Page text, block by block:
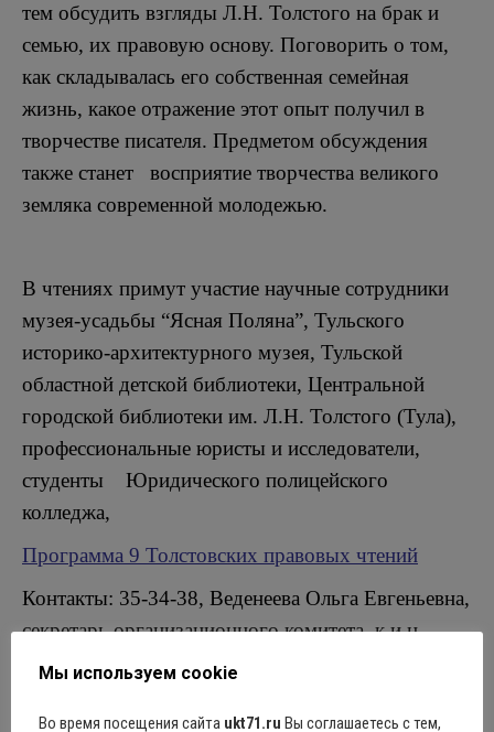
тем обсудить взгляды Л.Н. Толстого на брак и
семью, их правовую основу. Поговорить о том,
как складывалась его собственная семейная
жизнь, какое отражение этот опыт получил в
творчестве писателя. Предметом обсуждения
также станет восприятие творчества великого
земляка современной молодежью.
В чтениях примут участие научные сотрудники
музея-усадьбы “Ясная Поляна”, Тульского
историко-архитектурного музея, Тульской
областной детской библиотеки, Центральной
городской библиотеки им. Л.Н. Толстого (Тула),
профессиональные юристы и исследователи,
студенты Юридического полицейского
колледжа,
Программа 9 Толстовских правовых чтений
Контакты: 35-34-38, Веденеева Ольга Евгеньевна,
секретарь организационного комитета, к.и.н.
Мы используем cookie
Во время посещения сайта ukt71.ru Вы соглашаетесь с тем,